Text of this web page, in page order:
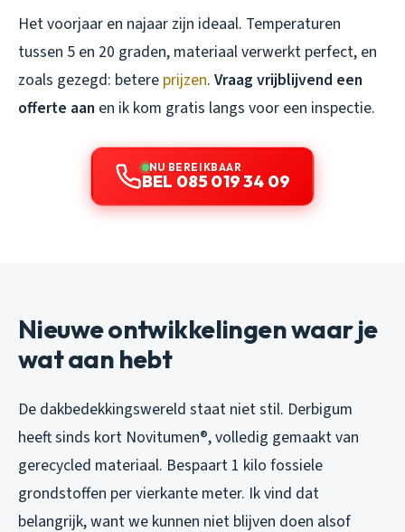
Het voorjaar en najaar zijn ideaal. Temperaturen
tussen 5 en 20 graden, materiaal verwerkt perfect, en
zoals gezegd: betere prijzen. Vraag vrijblijvend een
offerte aan en ik kom gratis langs voor een inspectie.
NU BEREIKBAAR
BEL 085 019 34 09
Nieuwe ontwikkelingen waar je
wat aan hebt
De dakbedekkingswereld staat niet stil. Derbigum
heeft sinds kort Novitumen®, volledig gemaakt van
gerecycled materiaal. Bespaart 1 kilo fossiele
grondstoffen per vierkante meter. Ik vind dat
belangrijk, want we kunnen niet blijven doen alsof